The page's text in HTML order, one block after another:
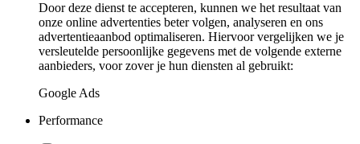
Door deze dienst te accepteren, kunnen we het resultaat van
onze online advertenties beter volgen, analyseren en ons
advertentieaanbod optimaliseren. Hiervoor vergelijken we je
versleutelde persoonlijke gegevens met de volgende externe
aanbieders, voor zover je hun diensten al gebruikt:
Google Ads
Performance